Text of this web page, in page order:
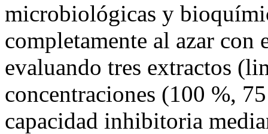
microbiológicas y
completamente al azar
evaluando tres extractos
concentraciones (100 %,
capacidad inhibitoria